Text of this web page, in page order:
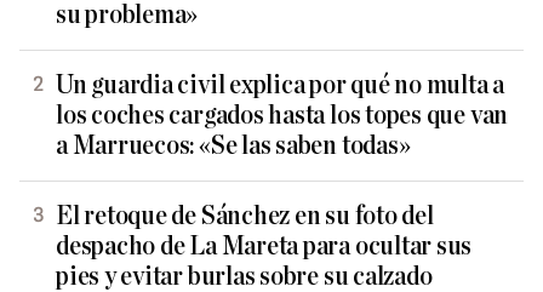
su problema»
Un guardia civil explica por qué no multa a
los coches cargados hasta los topes que van
a Marruecos: «Se las saben todas»
El retoque de Sánchez en su foto del
despacho de La Mareta para ocultar sus
pies y evitar burlas sobre su calzado